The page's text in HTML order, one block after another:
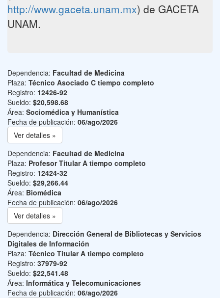
http://www.gaceta.unam.mx) de GACETA
UNAM.
Dependencia: Facultad de Medicina
Plaza: Técnico Asociado C tiempo completo
Registro: 12426-92
Sueldo: $20,598.68
Área: Sociomédica y Humanística
Fecha de publicación: 06/ago/2026
Ver detalles »
Dependencia: Facultad de Medicina
Plaza: Profesor Titular A tiempo completo
Registro: 12424-32
Sueldo: $29,266.44
Área: Biomédica
Fecha de publicación: 06/ago/2026
Ver detalles »
Dependencia: Dirección General de Bibliotecas y Servicios
Digitales de Información
Plaza: Técnico Titular A tiempo completo
Registro: 37979-92
Sueldo: $22,541.48
Área: Informática y Telecomunicaciones
Fecha de publicación: 06/ago/2026